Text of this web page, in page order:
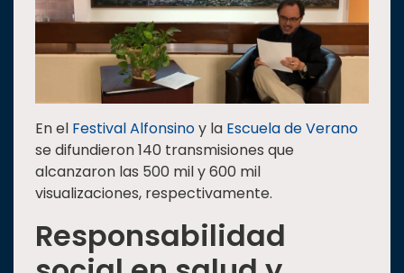
En el Festival Alfonsinoy la Escuela de Verano
se difundieron 140 transmisiones que
alcanzaron las 500 mil y 600 mil
visualizaciones, respectivamente.
Responsabilidad